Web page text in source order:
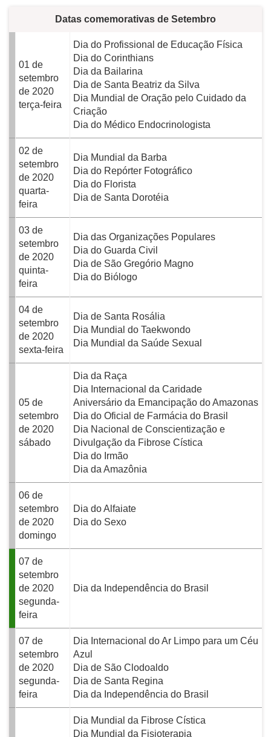
Datas comemorativas de Setembro
01 de
setembro
de 2020
terça-feira
Dia do Profissional de Educação Física
Dia do Corinthians
Dia da Bailarina
Dia de Santa Beatriz da Silva
Dia Mundial de Oração pelo Cuidado da
Criação
Dia do Médico Endocrinologista
02 de
setembro
de 2020
quarta-
feira
Dia Mundial da Barba
Dia do Repórter Fotográfico
Dia do Florista
Dia de Santa Dorotéia
03 de
setembro
de 2020
quinta-
feira
Dia das Organizações Populares
Dia do Guarda Civil
Dia de São Gregório Magno
Dia do Biólogo
04 de
setembro
de 2020
sexta-feira
Dia de Santa Rosália
Dia Mundial do Taekwondo
Dia Mundial da Saúde Sexual
05 de
setembro
de 2020
sábado
Dia da Raça
Dia Internacional da Caridade
Aniversário da Emancipação do Amazonas
Dia do Oficial de Farmácia do Brasil
Dia Nacional de Conscientização e
Divulgação da Fibrose Cística
Dia do Irmão
Dia da Amazônia
06 de
setembro
de 2020
domingo
Dia do Alfaiate
Dia do Sexo
07 de
setembro
de 2020
segunda-
feira
Dia da Independência do Brasil
07 de
setembro
de 2020
segunda-
feira
Dia Internacional do Ar Limpo para um Céu
Azul
Dia de São Clodoaldo
Dia de Santa Regina
Dia da Independência do Brasil
Dia Mundial da Fibrose Cística
Dia Mundial da Fisioterapia